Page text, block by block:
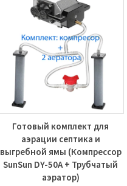
Готовый комплект для
аэрации септика и
выгребной ямы (Компрессор
SunSun DY-50А + Трубчатый
аэратор)